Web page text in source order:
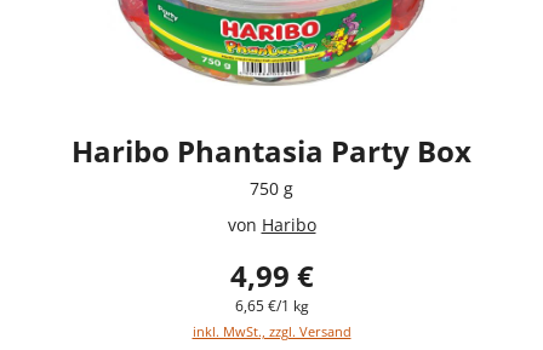
Haribo Phantasia Party Box
750 g
von Haribo
4,99 €
6,65 €/1 kg
inkl. MwSt., zzgl. Versand